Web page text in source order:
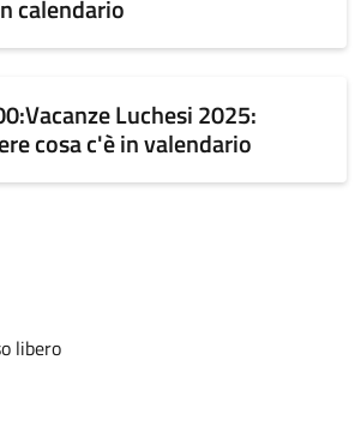
calendario
Luchesi 2025:
cosa c'è in valendario
libero